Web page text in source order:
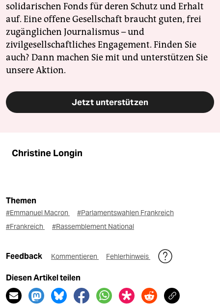
solidarischen Fonds für deren Schutz und Erhalt
auf. Eine offene Gesellschaft braucht guten, frei
zugänglichen Journalismus – und
zivilgesellschaftliches Engagement. Finden Sie
auch? Dann machen Sie mit und unterstützen Sie
unsere Aktion.
Jetzt unterstützen
Christine Longin
Themen
#Emmanuel Macron
#Parlamentswahlen Frankreich
#Frankreich
#Rassemblement National
Feedback Kommentieren Fehlerhinweis
Diesen Artikel teilen